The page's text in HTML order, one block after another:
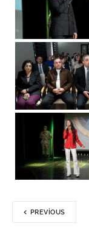
PREVIOUS